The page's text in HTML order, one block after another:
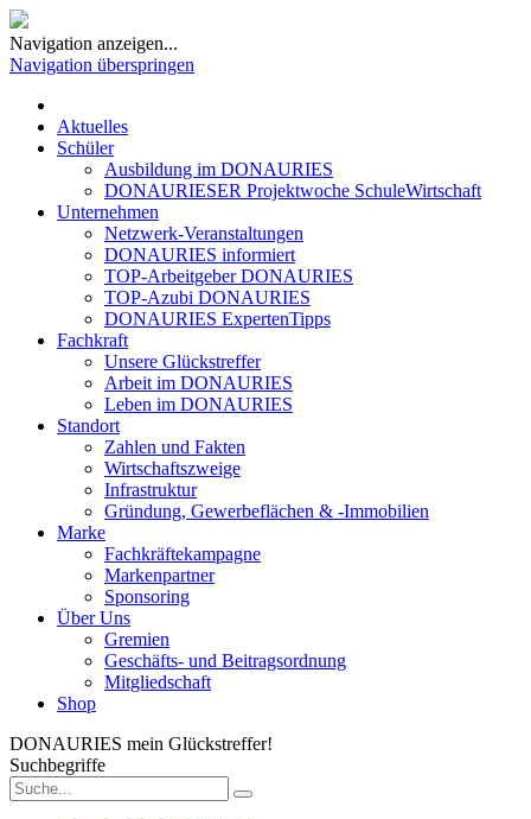
Navigation anzeigen...
Navigation überspringen
Aktuelles
Schüler
Ausbildung im DONAURIES
DONAURIESER Projektwoche SchuleWirtschaft
Unternehmen
Netzwerk-Veranstaltungen
DONAURIES informiert
TOP-Arbeitgeber DONAURIES
TOP-Azubi DONAURIES
DONAURIES ExpertenTipps
Fachkraft
Unsere Glückstreffer
Arbeit im DONAURIES
Leben im DONAURIES
Standort
Zahlen und Fakten
Wirtschaftszweige
Infrastruktur
Gründung, Gewerbeflächen & -Immobilien
Marke
Fachkräftekampagne
Markenpartner
Sponsoring
Über Uns
Gremien
Geschäfts- und Beitragsordnung
Mitgliedschaft
Shop
DONAURIES mein Glückstreffer!
Suchbegriffe